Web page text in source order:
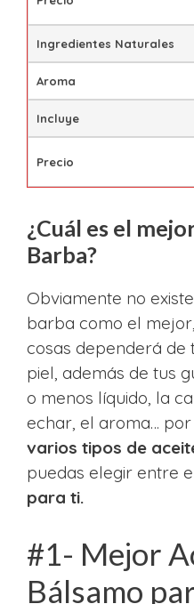
Ingredientes Naturales
Aroma
Incluye
Precio
¿Cuál es el
Barba?
Obviamente no
barba como el
cosas dependerá de
piel, además de tus
o menos líquido, la
echar, el aroma…
varios tipos de
puedas elegir entre
para ti.
#1- Mejor
Bálsamo